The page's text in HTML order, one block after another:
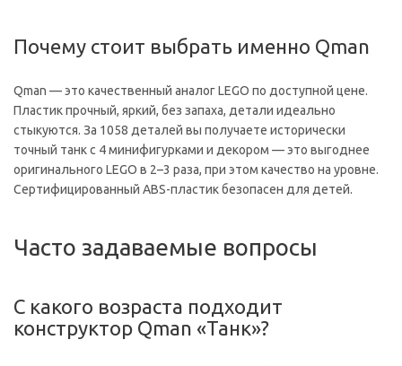
Почему стоит выбрать именно Qman
Qman — это качественный аналог LEGO по доступной цене.
Пластик прочный, яркий, без запаха, детали идеально
стыкуются. За 1058 деталей вы получаете исторически
точный танк с 4 минифигурками и декором — это выгоднее
оригинального LEGO в 2–3 раза, при этом качество на уровне.
Сертифицированный ABS-пластик безопасен для детей.
Часто задаваемые вопросы
С какого возраста подходит
конструктор Qman «Танк»?